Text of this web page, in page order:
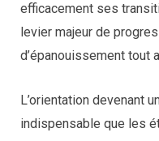
efficacement ses
levier majeur de
d’épanouissement tout
L’orientation devenant
indispensable que les